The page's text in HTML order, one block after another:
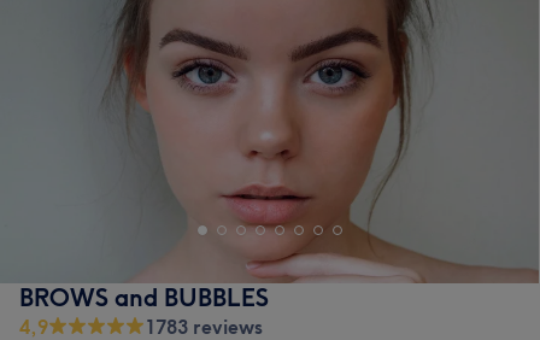
BROWS and BUBBLES
4,9
1783 reviews